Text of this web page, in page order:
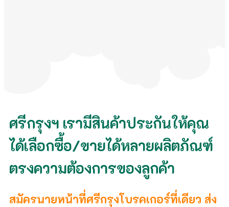
ศรีกรุงฯ เรามีสินค้าประกันให้คุณ
ได้เลือกซื้อ/ขายได้หลายผลิตภัณฑ์
ตรงความต้องการของลูกค้า
สมัครนายหน้าที่ศรีกรุงโบรคเกอร์ที่เดียว ส่ง